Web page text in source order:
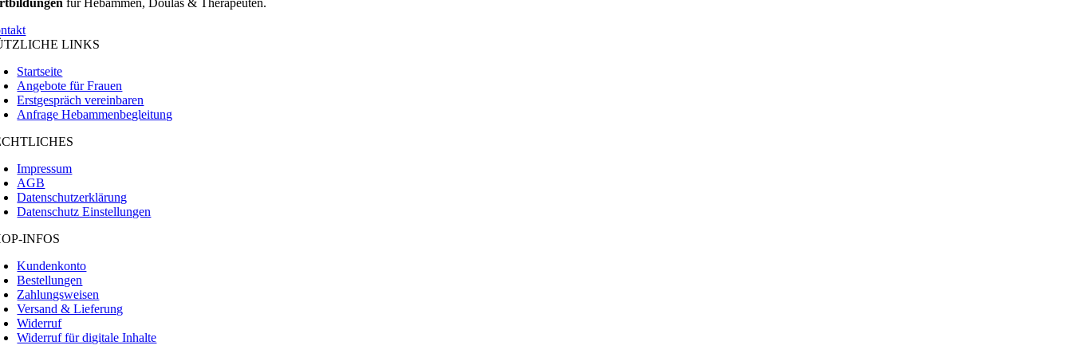
für Hebammen, Doulas & Therapeuten.
LINKS
Startseite
Angebote für Frauen
Erstgespräch vereinbaren
Anfrage Hebammenbegleitung
Impressum
AGB
Datenschutzerklärung
Datenschutz Einstellungen
INFOS
Kundenkonto
Bestellungen
Zahlungsweisen
Versand & Lieferung
Widerruf
Widerruf für digitale Inhalte